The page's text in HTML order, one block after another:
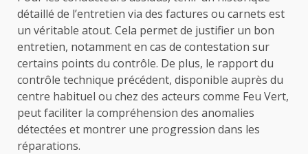
détaillé de l’entretien via des factures ou carnets est
un véritable atout. Cela permet de justifier un bon
entretien, notamment en cas de contestation sur
certains points du contrôle. De plus, le rapport du
contrôle technique précédent, disponible auprès du
centre habituel ou chez des acteurs comme Feu Vert,
peut faciliter la compréhension des anomalies
détectées et montrer une progression dans les
réparations.